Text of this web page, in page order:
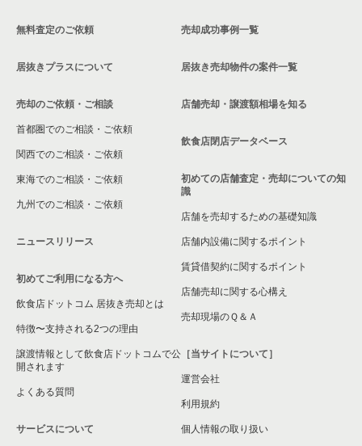
無料査定のご依頼
居抜きプラスについて
売却のご依頼・ご相談
首都圏でのご相談・ご依頼
関西でのご相談・ご依頼
東海でのご相談・ご依頼
九州でのご相談・ご依頼
ニュースリリース
初めてご利用になる方へ
飲食店ドットコム 居抜き売却とは
特徴〜支持される2つの理由
譲渡情報として飲食店ドットコムで公
開されます
よくある質問
サービスについて
売却成功事例一覧
居抜き売却物件の案件一覧
店舗売却・譲渡額相場を知る
飲食店閉店データベース
初めての店舗査定・売却についての知
識
店舗を売却するための基礎知識
店舗内設備に関するポイント
賃貸借契約に関するポイント
店舗売却に関する心構え
売却現場のＱ＆Ａ
［当サイトについて］
運営会社
利用規約
個人情報の取り扱い